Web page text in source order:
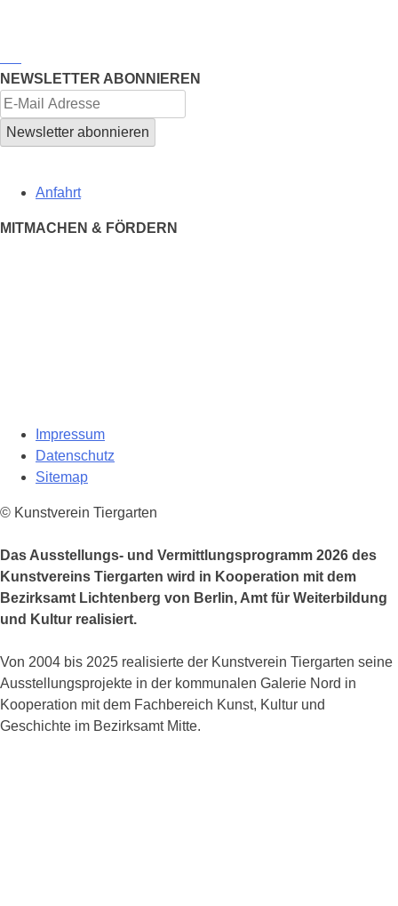
NEWSLETTER ABONNIEREN
Anfahrt
MITMACHEN & FÖRDERN
Impressum
Datenschutz
Sitemap
© Kunstverein Tiergarten
Das Ausstellungs- und Vermittlungsprogramm 2026 des
Kunstvereins Tiergarten wird in Kooperation mit dem
Bezirksamt Lichtenberg von Berlin, Amt für Weiterbildung
und Kultur realisiert.
Von 2004 bis 2025 realisierte der Kunstverein Tiergarten seine
Ausstellungsprojekte in der kommunalen Galerie Nord in
Kooperation mit dem Fachbereich Kunst, Kultur und
Geschichte im Bezirksamt Mitte.